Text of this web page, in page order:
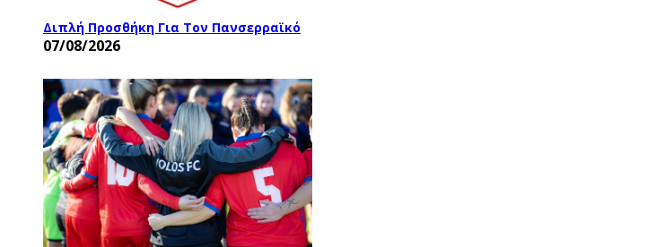
Διπλή Προσθήκη Για Τον Πανσερραϊκό
07/08/2026